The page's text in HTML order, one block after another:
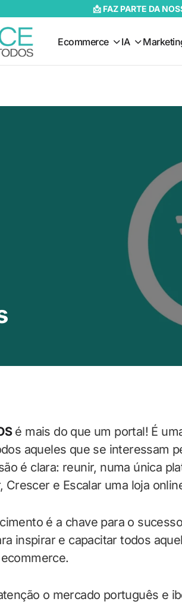
📩 FAZ PARTE DA
Ecommerce IA
é mais do que um portal! É
aqueles que se interessam
é clara: reunir, numa única
Crescer e Escalar uma loja
é a chave para o
inspirar e capacitar todos
o mercado português e